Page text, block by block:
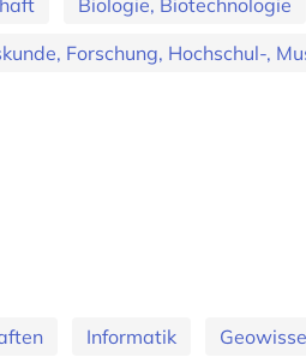
Forschung, Hochschul-,
Informatik